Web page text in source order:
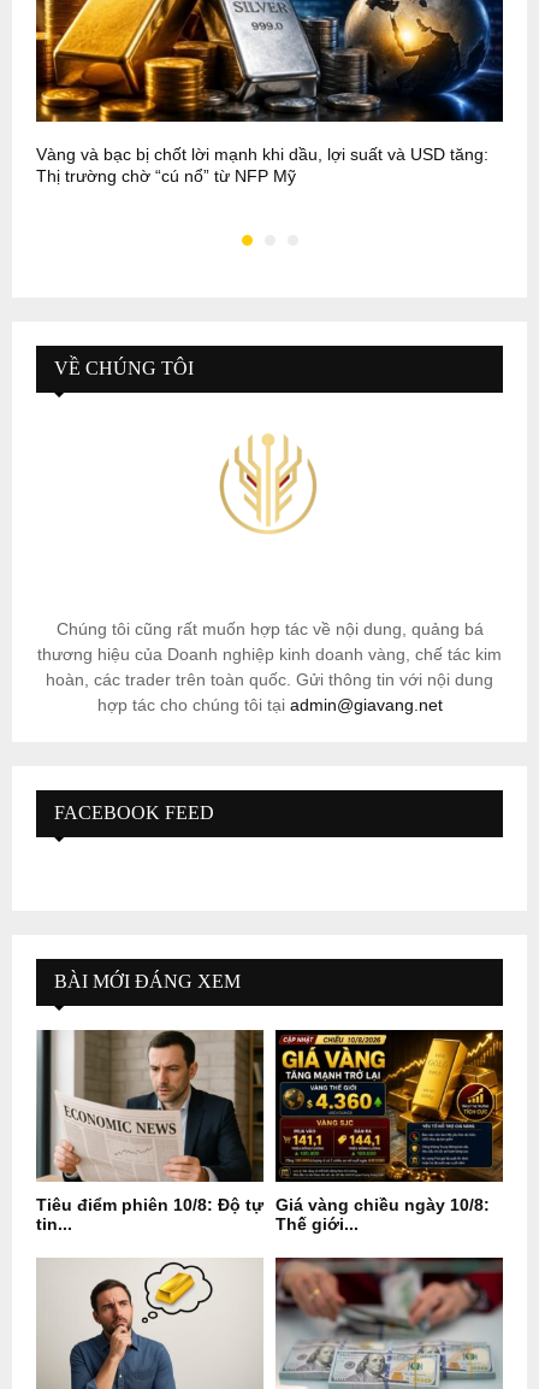
Vàng và bạc bị chốt lời mạnh khi dầu, lợi suất và USD tăng:
Thị trường chờ “cú nổ” từ NFP Mỹ
VỀ CHÚNG TÔI
Chúng tôi cũng rất muốn hợp tác về nội dung, quảng bá
thương hiệu của Doanh nghiệp kinh doanh vàng, chế tác kim
hoàn, các trader trên toàn quốc. Gửi thông tin với nội dung
hợp tác cho chúng tôi tại admin@giavang.net
FACEBOOK FEED
BÀI MỚI ĐÁNG XEM
Tiêu điểm phiên 10/8: Độ tự
tin...
Giá vàng chiều ngày 10/8:
Thế giới...